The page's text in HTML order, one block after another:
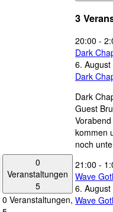
0
Veranstaltungen
5
0 Veranstaltungen,
3
20:00 -
Dark
6.
Dark
Dark
Guest
kommen
noch
21:00 -
Wave
6.
Wave